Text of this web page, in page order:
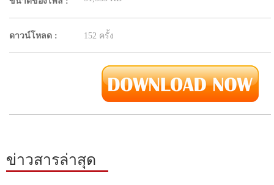
ดาวน์โหลด : 152 ครั้ง
ข่าวสารล่าสุด